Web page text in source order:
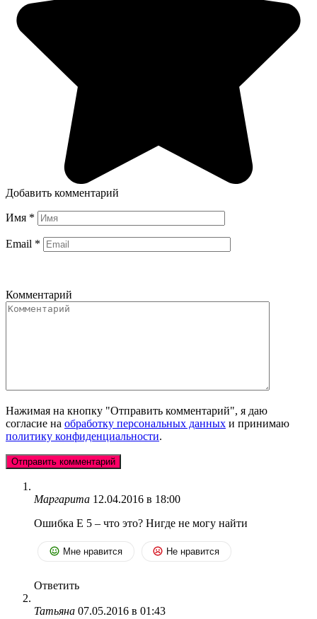
Добавить комментарий
Имя *
Email *
Комментарий
Нажимая на кнопку "Отправить комментарий", я даю
согласие на обработку персональных данных и принимаю
политику конфиденциальности.
Маргарита 12.04.2016 в 18:00
Ошибка Е 5 – что это? Нигде не могу найти
Мне нравится Не нравится
Ответить
Татьяна 07.05.2016 в 01:43